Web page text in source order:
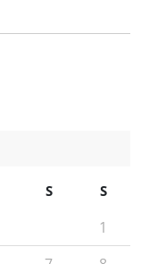
S S
1